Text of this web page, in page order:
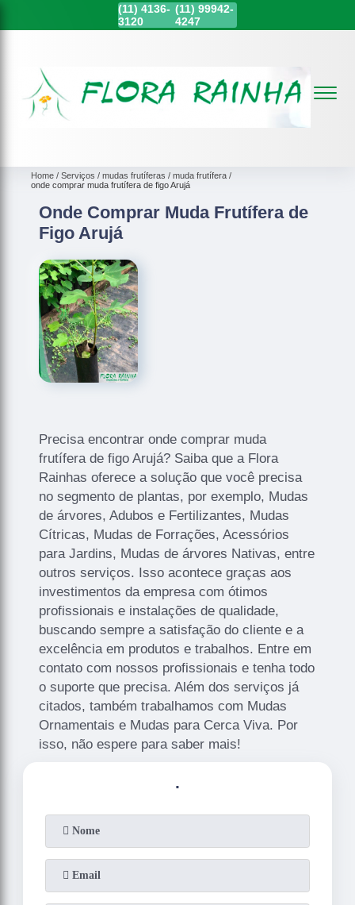
(11) 4136-
3120
(11)99942-
4247
Home Serviços mudas frutíferas
muda frutífera
onde comprar muda frutífera de figo Arujá
Onde Comprar Muda Frutífera de
Figo Arujá
Precisa encontrar onde comprar muda
frutífera de figo Arujá? Saiba que a Flora
Rainhas oferece a solução que você precisa
no segmento de plantas, por exemplo, Mudas
de árvores, Adubos e Fertilizantes, Mudas
Cítricas, Mudas de Forrações, Acessórios
para Jardins, Mudas de árvores Nativas, entre
outros serviços. Isso acontece graças aos
investimentos da empresa com ótimos
profissionais e instalações de qualidade,
buscando sempre a satisfação do cliente e a
excelência em produtos e trabalhos. Entre em
contato com nossos profissionais e tenha todo
o suporte que precisa. Além dos serviços já
citados, também trabalhamos com Mudas
Ornamentais e Mudas para Cerca Viva. Por
isso, não espere para saber mais!
.